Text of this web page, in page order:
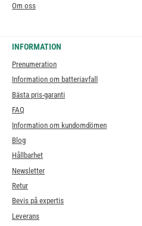
Om oss
INFORMATION
Prenumeration
Information om batteriavfall
Bästa pris-garanti
FAQ
Information om kundomdömen
Blog
Hållbarhet
Newsletter
Retur
Bevis på expertis
Leverans